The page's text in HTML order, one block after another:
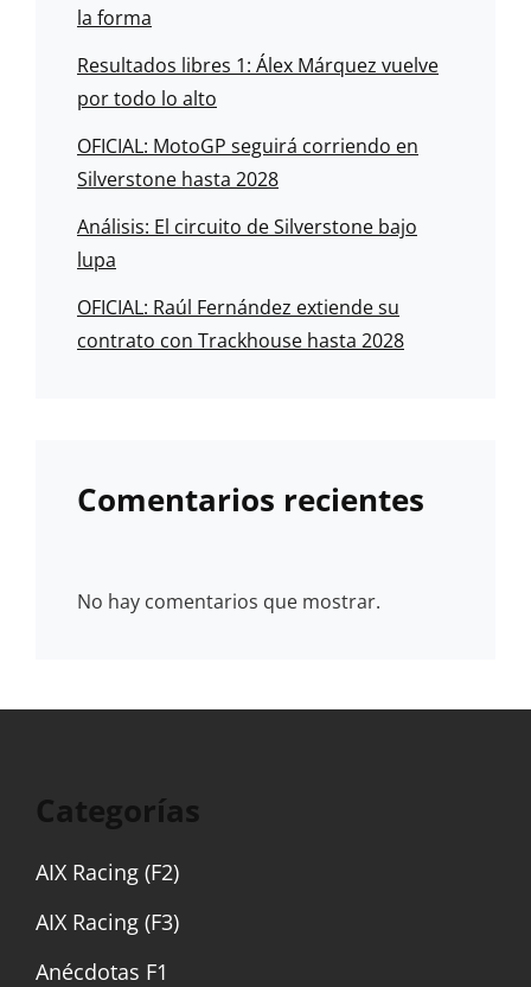
la forma
Resultados libres 1: Álex Márquez vuelve
por todo lo alto
OFICIAL: MotoGP seguirá corriendo en
Silverstone hasta 2028
Análisis: El circuito de Silverstone bajo
lupa
OFICIAL: Raúl Fernández extiende su
contrato con Trackhouse hasta 2028
Comentarios recientes
No hay comentarios que mostrar.
Categorías
AIX Racing (F2)
AIX Racing (F3)
Anécdotas F1